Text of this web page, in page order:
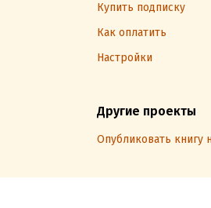
Купить подписку
Как оплатить
Настройки
Другие проекты
Опубликовать книгу